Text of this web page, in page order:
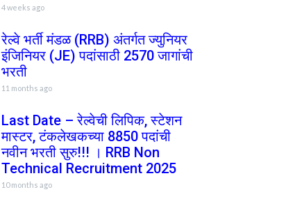
4 weeks ago
रेल्वे भर्ती मंडळ (RRB) अंतर्गत ज्युनियर
इंजिनियर (JE) पदांसाठी 2570 जागांची
भरती
11 months ago
Last Date – रेल्वेची लिपिक, स्टेशन
मास्टर, टंकलेखकच्या 8850 पदांची
नवीन भरती सुरु!!! । RRB Non
Technical Recruitment 2025
10 months ago